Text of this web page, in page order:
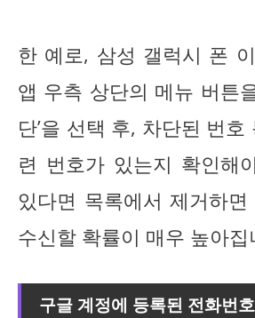
한 예로, 삼성 갤럭시 폰
앱 우측 상단의 메뉴 버튼
단’을 선택 후, 차단된 번
련 번호가 있는지 확인해
있다면 목록에서 제거하
수신할 확률이 매우 높아집
구글 계정에 등록된 전화번